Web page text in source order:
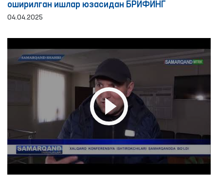
оширилган ишлар юзасидан БРИФИНГ
04.04.2025